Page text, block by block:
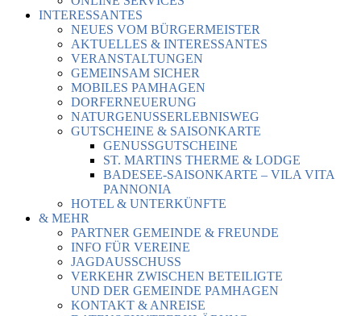
INTERESSANTES
NEUES VOM BÜRGERMEISTER
AKTUELLES & INTERESSANTES
VERANSTALTUNGEN
GEMEINSAM SICHER
MOBILES PAMHAGEN
DORFERNEUERUNG
NATURGENUSSERLEBNISWEG
GUTSCHEINE & SAISONKARTE
GENUSSGUTSCHEINE
ST. MARTINS THERME & LODGE
BADESEE-SAISONKARTE – VILA VITA
PANNONIA
HOTEL & UNTERKÜNFTE
& MEHR
PARTNER GEMEINDE & FREUNDE
INFO FÜR VEREINE
JAGDAUSSCHUSS
VERKEHR ZWISCHEN BETEILIGTE
UND DER GEMEINDE PAMHAGEN
KONTAKT & ANREISE